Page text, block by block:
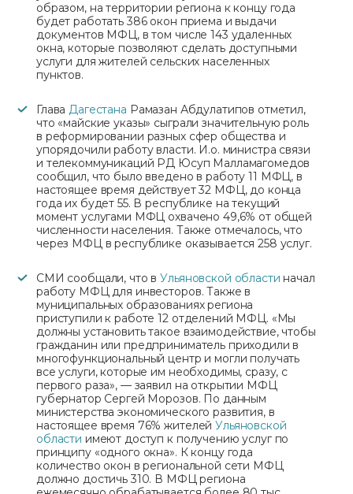
образом, на территории региона к концу года
будет работать 386 окон приема и выдачи
документов МФЦ, в том числе 143 удаленных
окна, которые позволяют сделать доступными
услуги для жителей сельских населенных
пунктов.
Глава Дагестана Рамазан Абдулатипов отметил,
что «майские указы» сыграли значительную роль
в реформировании разных сфер общества и
упорядочили работу власти. И.о. министра связи
и телекоммуникаций РД Юсуп Малламагомедов
сообщил, что было введено в работу 11 МФЦ, в
настоящее время действует 32 МФЦ, до конца
года их будет 55. В республике на текущий
момент услугами МФЦ охвачено 49,6% от общей
численности населения. Также отмечалось, что
через МФЦ в республике оказывается 258 услуг.
СМИ сообщали, что вУльяновской области начал
работу МФЦ для инвесторов. Также в
муниципальных образованиях региона
приступили к работе 12 отделений МФЦ. «Мы
должны установить такое взаимодействие, чтобы
гражданин или предприниматель приходили в
многофункциональный центр и могли получать
все услуги, которые им необходимы, сразу, с
первого раза», — заявил на открытии МФЦ
губернатор Сергей Морозов. По данным
министерства экономического развития, в
настоящее время 76% жителейУльяновской
области имеют доступ к получению услуг по
принципу «одного окна». К концу года
количество окон в региональной сети МФЦ
должно достичь 310. В МФЦ региона